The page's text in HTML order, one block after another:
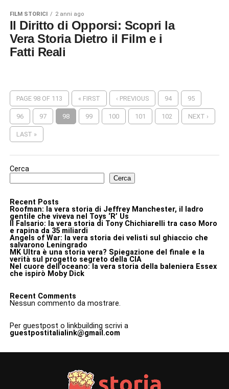
FILM STORICI 2 anni ago
Il Diritto di Opporsi: Scopri la
Vera Storia Dietro il Film e i
Fatti Reali
PAGE 98 OF 113 « FIRST ‹ PREVIOUS 94 95
96 97 98 99 100 101 102 NEXT ›
LAST »
Cerca
Cerca
Recent Posts
Roofman: la vera storia di Jeffrey Manchester, il ladro
gentile che viveva nel Toys ‘R’ Us
Il Falsario: la vera storia di Tony Chichiarelli tra caso Moro
e rapina da 35 miliardi
Angels of War: la vera storia dei velisti sul ghiaccio che
salvarono Leningrado
MK Ultra è una storia vera? Spiegazione del finale e la
verità sul progetto segreto della CIA
Nel cuore dell’oceano: la vera storia della baleniera Essex
che ispirò Moby Dick
Recent Comments
Nessun commento da mostrare.
Per guestpost o linkbuilding scrivi a
guestpostitalialink@gmail.com